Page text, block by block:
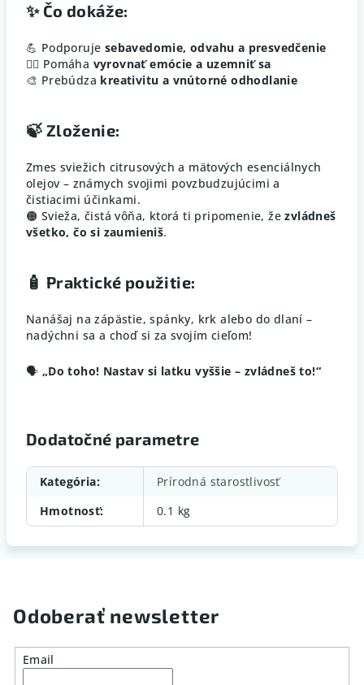
✨ Čo dokáže:
💪 Podporuje sebavedomie, odvahu a presvedčenie
🧘‍♀️ Pomáha vyrovnať emócie a uzemniť sa
🎨 Prebúdza kreativitu a vnútorné odhodlanie
🍃 Zloženie:
Zmes sviežich citrusových a mätových esenciálnych
olejov – známych svojimi povzbudzujúcimi a
čistiacimi účinkami.
🟠 Svieža, čistá vôňa, ktorá ti pripomenie, žezvládneš
všetko, čo si zaumieniš.
🧴 Praktické použitie:
Nanášaj na zápästie, spánky, krk alebo do dlaní –
nadýchni sa a choď si za svojím cieľom!
🗣️ „Do toho! Nastav si latku vyššie – zvládneš to!“
Dodatočné parametre
Kategória:
Prírodná starostlivosť
Hmotnosť: 0.1 kg
Odoberať newsletter
Email